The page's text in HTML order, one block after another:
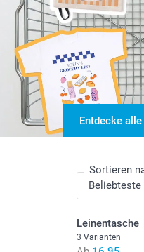
Entdecke
Sortieren
Leinentasche
3 Varianten